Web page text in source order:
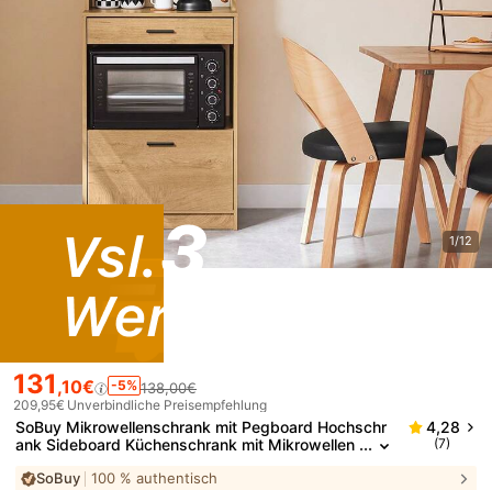
1/12
131 ,10€ -5% 138,00€
209,95€ Unverbindliche Preisempfehlung
SoBuy Mikrowellenschrank mit Pegboard Hochschr
ank Sideboard Küchenschrank mit Mikrowellen
e Küchentrolley Vintage BHT ca. 60x170x40cm FS
4,28
(7)
SoBuy 100 % authentisch